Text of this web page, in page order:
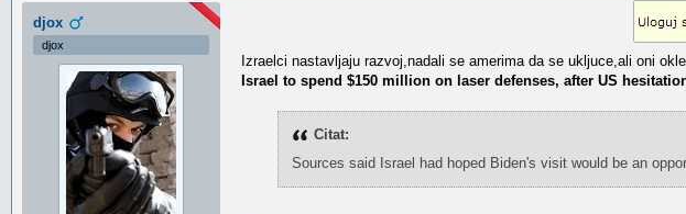
djox
djox
Izraelci nastavljaju razvoj,nadali se amerima da se ukljuce,ali oni
Israel to spend $150 million on laser defenses, after US
Citat:
Sources said Israel had hoped Biden's visit would be an